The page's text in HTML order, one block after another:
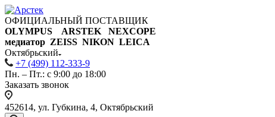
ОФИЦИАЛЬНЫЙ ПОСТАВЩИК
OLYMPUS ARSTEK NEXCOPE
медиатор ZEISS NIKON LEICA
Октябрьский
+7 (499) 112-333-9
Пн. – Пт.: с 9:00 до 18:00
Заказать звонок
452614, ул. Губкина, 4, Октябрьский